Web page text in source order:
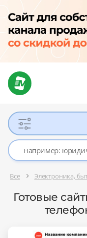
Все Электроника,
Готовые